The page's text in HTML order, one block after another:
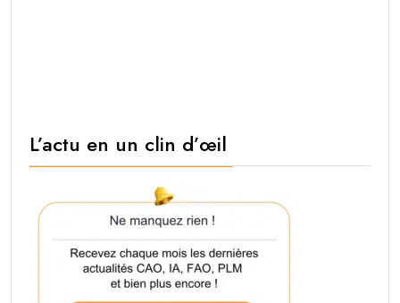
L’actu en un clin d’œil